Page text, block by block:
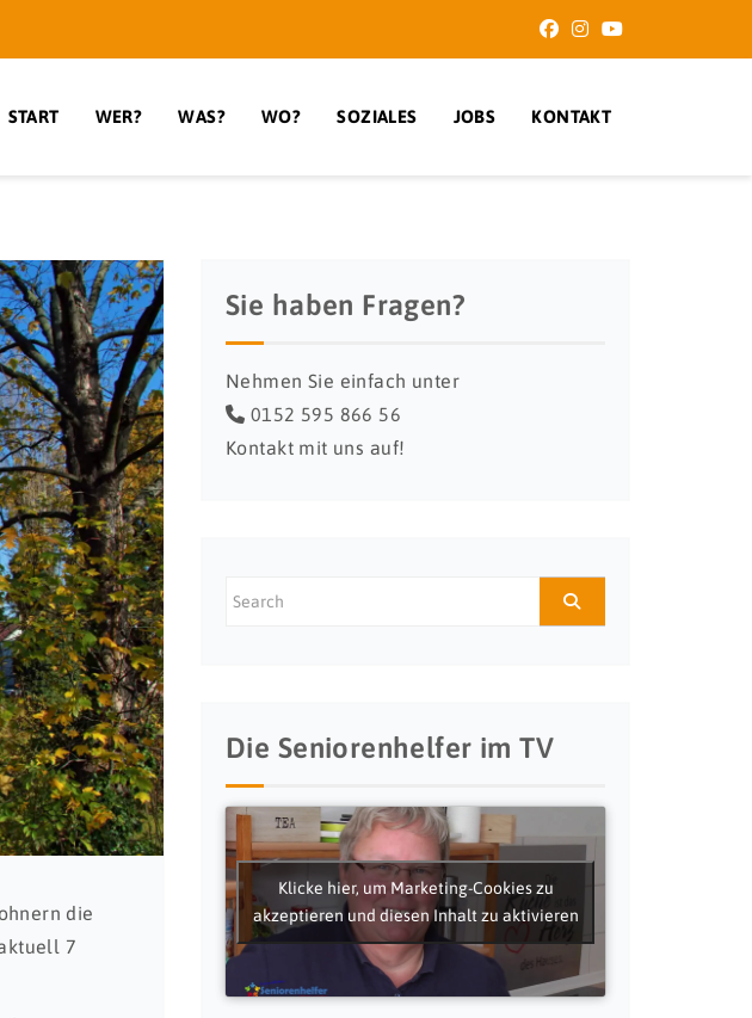
START WER? WAS? WO? SOZIALES JOBS KONTAKT
die
7
Sie haben Fragen?
Nehmen Sie einfach unter
0152 595 866 56
Kontakt mit uns auf!
Die Seniorenhelfer im TV
Klicke hier, um Marketing-Cookies zu
akzeptieren und diesen Inhalt zu aktivieren